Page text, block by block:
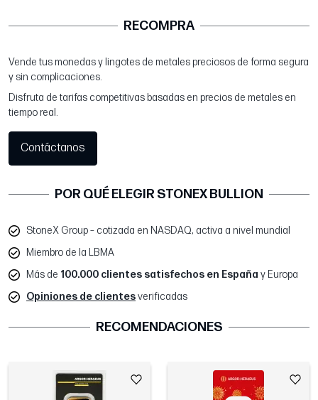
RECOMPRA
Vende tus monedas y lingotes de metales preciosos de forma segura
y sin complicaciones.
Disfruta de tarifas competitivas basadas en precios de metales en
tiempo real.
Contáctanos
POR QUÉ ELEGIR STONEX BULLION
StoneX Group – cotizada en NASDAQ, activa a nivel mundial
Miembro de la LBMA
Más de 100.000 clientes satisfechos en España y Europa
Opiniones de clientesverificadas
RECOMENDACIONES